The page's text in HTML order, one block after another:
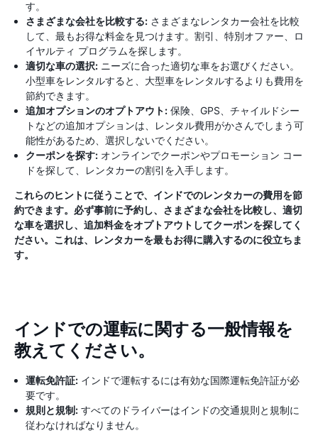
す。
さまざまな会社を比較する: さまざまなレンタカー会社を比較
して、最もお得な料金を見つけます。割引、特別オファー、ロ
イヤルティ プログラムを探します。
適切な車の選択: ニーズに合った適切な車をお選びください。
小型車をレンタルすると、大型車をレンタルするよりも費用を
節約できます。
追加オプションのオプトアウト: 保険、GPS、チャイルドシー
トなどの追加オプションは、レンタル費用がかさんでしまう可
能性があるため、選択しないでください。
クーポンを探す: オンラインでクーポンやプロモーション コー
ドを探して、レンタカーの割引を入手します。
これらのヒントに従うことで、インドでのレンタカーの費用を節
約できます。必ず事前に予約し、さまざまな会社を比較し、適切
な車を選択し、追加料金をオプトアウトしてクーポンを探してく
ださい。これは、レンタカーを最もお得に購入するのに役立ちま
す。
インドでの運転に関する一般情報を
教えてください。
運転免許証: インドで運転するには有効な国際運転免許証が必
要です。
規則と規制: すべてのドライバーはインドの交通規則と規制に
従わなければなりません。